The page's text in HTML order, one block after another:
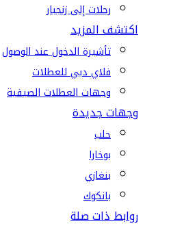
رحلات إلى زنجبار
اكتشف المزيد
تأشيرة الدخول عند الوصول
فلاي دبي للعطلات
وجهات العطلات الصيفية
وجهات جديدة
حلب
بوخارا
بنغازي
بانكوك
روابط ذات صلة